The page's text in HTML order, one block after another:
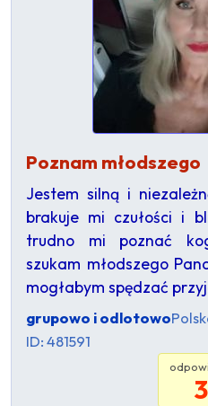
Poznam młodszego
Jestem silną i
brakuje mi czułości i
trudno mi poznać
szukam młodszego
mogłabym spędzać
grupowo i odlotowo
ID: 481591
3